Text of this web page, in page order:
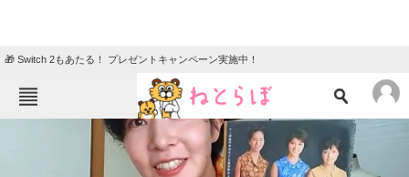
🎁 Switch 2もあたる！ プレゼントキャンペーン実施中！
ねとらぼメニュー
ニュース